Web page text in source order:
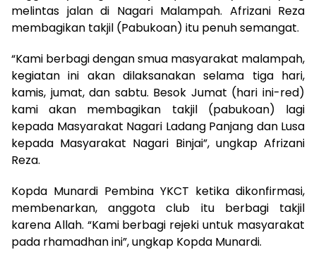
melintas jalan di Nagari Malampah. Afrizani Reza
membagikan takjil (Pabukoan) itu penuh semangat.
“Kami berbagi dengan smua masyarakat malampah,
kegiatan ini akan dilaksanakan selama tiga hari,
kamis, jumat, dan sabtu. Besok Jumat (hari ini-red)
kami akan membagikan takjil (pabukoan) lagi
kepada Masyarakat Nagari Ladang Panjang dan Lusa
kepada Masyarakat Nagari Binjai”, ungkap Afrizani
Reza.
Kopda Munardi Pembina YKCT ketika dikonfirmasi,
membenarkan, anggota club itu berbagi takjil
karena Allah. “Kami berbagi rejeki untuk masyarakat
pada rhamadhan ini”, ungkap Kopda Munardi.